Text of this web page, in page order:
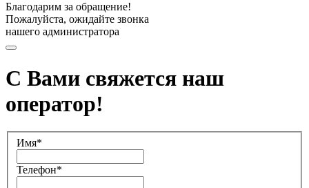
Благодарим за обращение!
Пожалуйста, ожидайте звонка
нашего администратора
С Вами свяжется наш
оператор!
Имя*
Телефон*